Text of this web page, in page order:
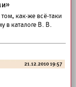
как-же всё-таки
в каталоге В. В.
21.12.2010 19:57